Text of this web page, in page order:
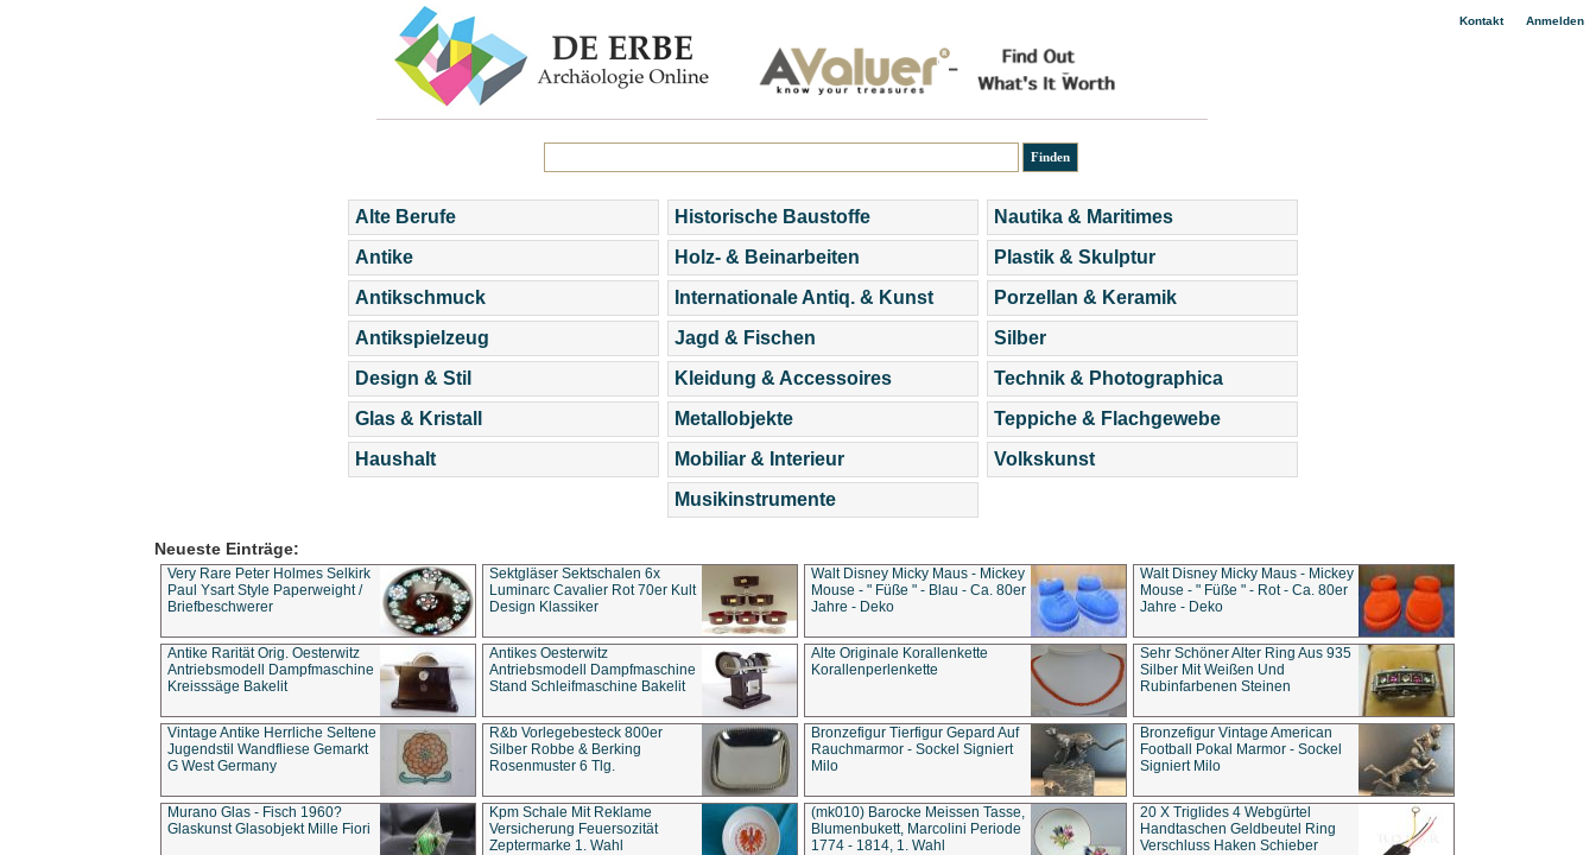
Kontakt| Anmelden
Alte Berufe
Antike
Antikschmuck
Antikspielzeug
Design & Stil
Glas & Kristall
Haushalt
Historische Baustoffe
Holz- & Beinarbeiten
Internationale Antiq. & Kunst
Jagd & Fischen
Kleidung & Accessoires
Metallobjekte
Mobiliar & Interieur
Musikinstrumente
Nautika & Maritimes
Plastik & Skulptur
Porzellan & Keramik
Silber
Technik & Photographica
Teppiche & Flachgewebe
Volkskunst
Neueste Einträge:
Very Rare Peter Holmes Selkirk
Paul Ysart Style Paperweight /
Briefbeschwerer
Sektgläser Sektschalen 6x
Luminarc Cavalier Rot 70er Kult
Design Klassiker
Walt Disney Micky Maus - Mickey
Mouse - " Füße " - Blau - Ca. 80er
Jahre - Deko
Walt Disney Micky Maus - Mickey
Mouse - " Füße " - Rot - Ca. 80er
Jahre - Deko
Antike Rarität Orig. Oesterwitz
Antriebsmodell Dampfmaschine
Kreisssäge Bakelit
Antikes Oesterwitz
Antriebsmodell Dampfmaschine
Stand Schleifmaschine Bakelit
Alte Originale Korallenkette
Korallenperlenkette
Sehr Schöner Alter Ring Aus 935
Silber Mit Weißen Und
Rubinfarbenen Steinen
Vintage Antike Herrliche Seltene
Jugendstil Wandfliese Gemarkt
G West Germany
R&b Vorlegebesteck 800er
Silber Robbe & Berking
Rosenmuster 6 Tlg.
Bronzefigur Tierfigur Gepard Auf
Rauchmarmor - Sockel Signiert
Milo
Bronzefigur Vintage American
Football Pokal Marmor - Sockel
Signiert Milo
Murano Glas - Fisch 1960?
Glaskunst Glasobjekt Mille Fiori
Kpm Schale Mit Reklame
Versicherung Feuersozität
Zeptermarke 1. Wahl
(mk010) Barocke Meissen Tasse,
Blumenbukett, Marcolini Periode
1774 - 1814, 1. Wahl
20 X Triglides 4 Webgürtel
Handtaschen Geldbeutel Ring
Verschluss Haken Schieber